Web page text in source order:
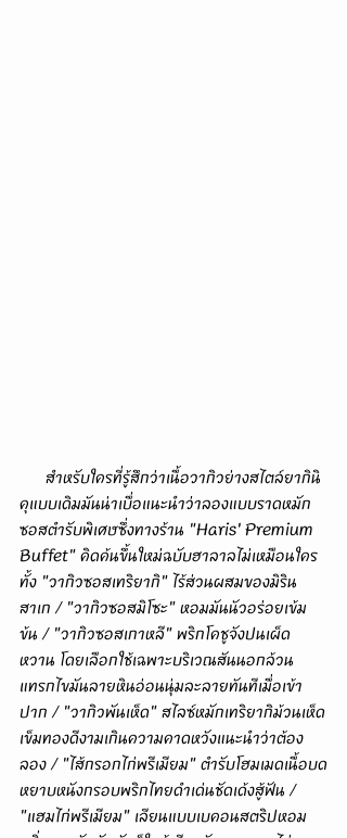
คุแบบเดิมมันน่าเบื่อแนะนำว่าลองแบบราดหมัก
ซอสตำรับพิเศษซึ่งทางร้าน "Haris' Premium
Buffet" คิดค้นขึ้นใหม่ฉบับฮาลาลไม่เหมือนใคร
ทั้ง "วากิวซอสเทริยากิ" ไร้ส่วนผสมของมิริน
สาเก / "วากิวซอสมิโซะ" หอมมันนัวอร่อยเข้ม
ข้น / "วากิวซอสเกาหลี" พริกโคชูจังปนเผ็ด
หวาน โดยเลือกใช้เฉพาะบริเวณสันนอกล้วน
แทรกไขมันลายหินอ่อนนุ่มละลายทันทีเมื่อเข้า
ปาก / "วากิวพันเห็ด" สไลซ์หมักเทริยากิม้วนเห็ด
เข็มทองดีงามเกินความคาดหวังแนะนำว่าต้อง
ลอง / "ไส้กรอกไก่พรีเมียม" ตำรับโฮมเมดเนื้อบด
หยาบหนังกรอบพริกไทยดำเด่นชัดเด้งสู้ฟัน /
"แฮมไก่พรีเมียม" เลียนแบบเบคอนสตริปหอม